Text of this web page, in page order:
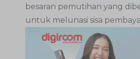
besaran pemutihan yang
untuk melunasi sisa